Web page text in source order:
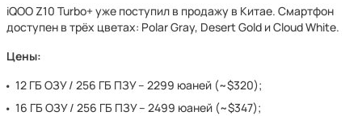
iQOO Z10 Turbo+ уже поступил в продажу в Китае. Смартфон
доступен в трёх цветах: Polar Gray, Desert Gold и Cloud White.
Цены:
12 ГБ ОЗУ / 256 ГБ ПЗУ – 2299 юаней (~$320);
16 ГБ ОЗУ / 256 ГБ ПЗУ – 2499 юаней (~$347);